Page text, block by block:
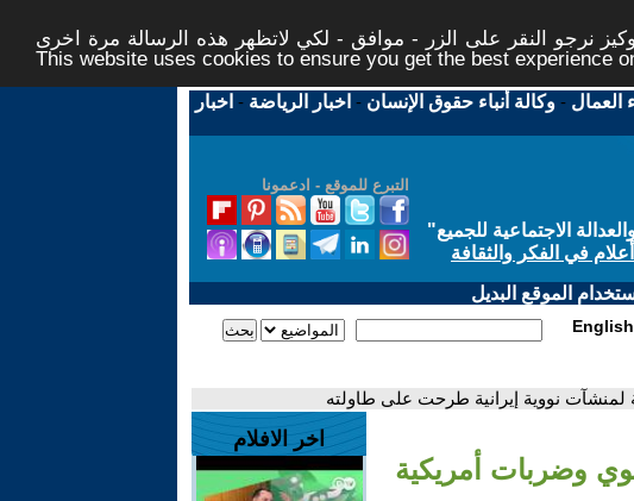
نرجو النقر على الزر - موافق - لكي لاتظهر هذه الرسالة مرة اخرى -
This website uses cookies to ensure you get the best experience
العمال -وكالة أنباء حقوق الإنسان - اخبار الرياضة - اخبار
التبرع للموقع - ادعمونا
الاجتماعية للجميع"
في الفكر والثقافة
الموقع البديل
English
نووية إيرانية طرحت على طاولته
وضربات أمريكية
اخر الافلام